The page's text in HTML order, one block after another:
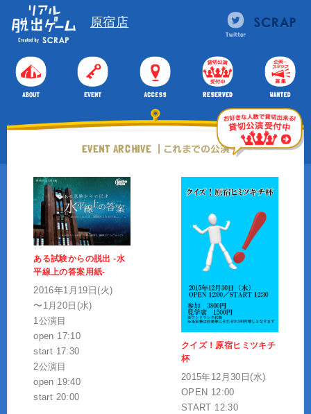
原宿店
ある試験からの脱出 -水
平線上の答案用紙-
2016年1月19日(火)
〜1月20日(水)
1公演目
open 17:10
start 17:30
2公演目
open 19:40
start 20:00
クイズ！原宿ヒミツキチ
杯
2015年12月30日(水)
OPEN 12:00
START 12:30